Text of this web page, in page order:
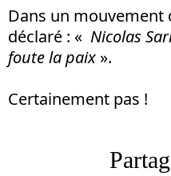
Dans un mouvement
déclaré : « Nicolas
foute la paix ».
Certainement pas !